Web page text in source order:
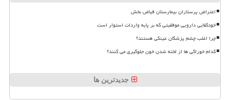
اعتراض پرستاران بیمارستان فیاض بخش
خودکفایی دارویی موفقیتی که بر پایه واردات استوار است
چرا اغلب چشم پزشکان عینکی هستند؟
کدام خوراکی ها از لخته شدن خون جلوگیری می کنند؟
جدیدترین ها